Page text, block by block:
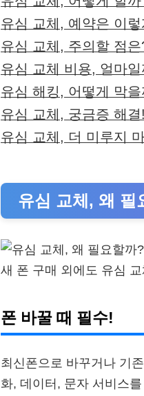
유심 교체, 예약은 이렇
유심 교체, 주의할 점은
유심 교체 비용, 얼마일
유심 해킹, 어떻게 막을
유심 교체, 궁금증 해결!
유심 교체, 더 미루지
유심 교체, 왜 필
새 폰 구매 외에도 유심
폰 바꿀 때 필수!
최신폰으로 바꾸거나 기
화, 데이터, 문자 서비스